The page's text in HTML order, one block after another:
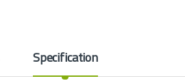
Specification